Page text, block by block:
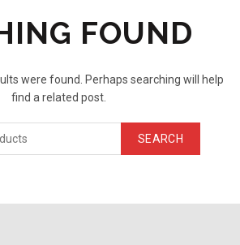
FOUND
were found. Perhaps searching will help
find a related post.
SEARCH